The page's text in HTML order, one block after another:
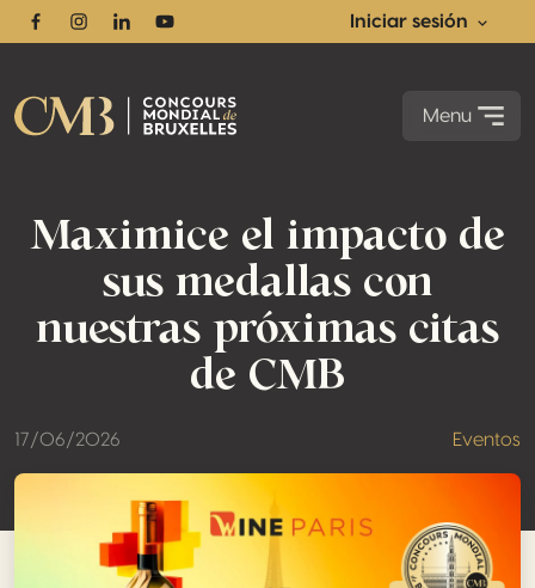
FacebookInstagram
LinkedinYoutube
Iniciar sesión
Menu
Maximice el impacto de
sus medallas con
nuestras próximas citas
de CMB
17/06/2026 Eventos